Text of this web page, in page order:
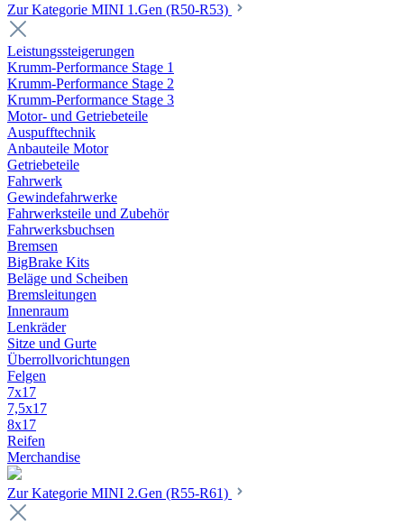
Zur Kategorie MINI 1.Gen (R50-R53)
Leistungssteigerungen
Krumm-Performance Stage 1
Krumm-Performance Stage 2
Krumm-Performance Stage 3
Motor- und Getriebeteile
Auspufftechnik
Anbauteile Motor
Getriebeteile
Fahrwerk
Gewindefahrwerke
Fahrwerksteile und Zubehör
Fahrwerksbuchsen
Bremsen
BigBrake Kits
Beläge und Scheiben
Bremsleitungen
Innenraum
Lenkräder
Sitze und Gurte
Überrollvorichtungen
Felgen
7x17
7,5x17
8x17
Reifen
Merchandise
Zur Kategorie MINI 2.Gen (R55-R61)